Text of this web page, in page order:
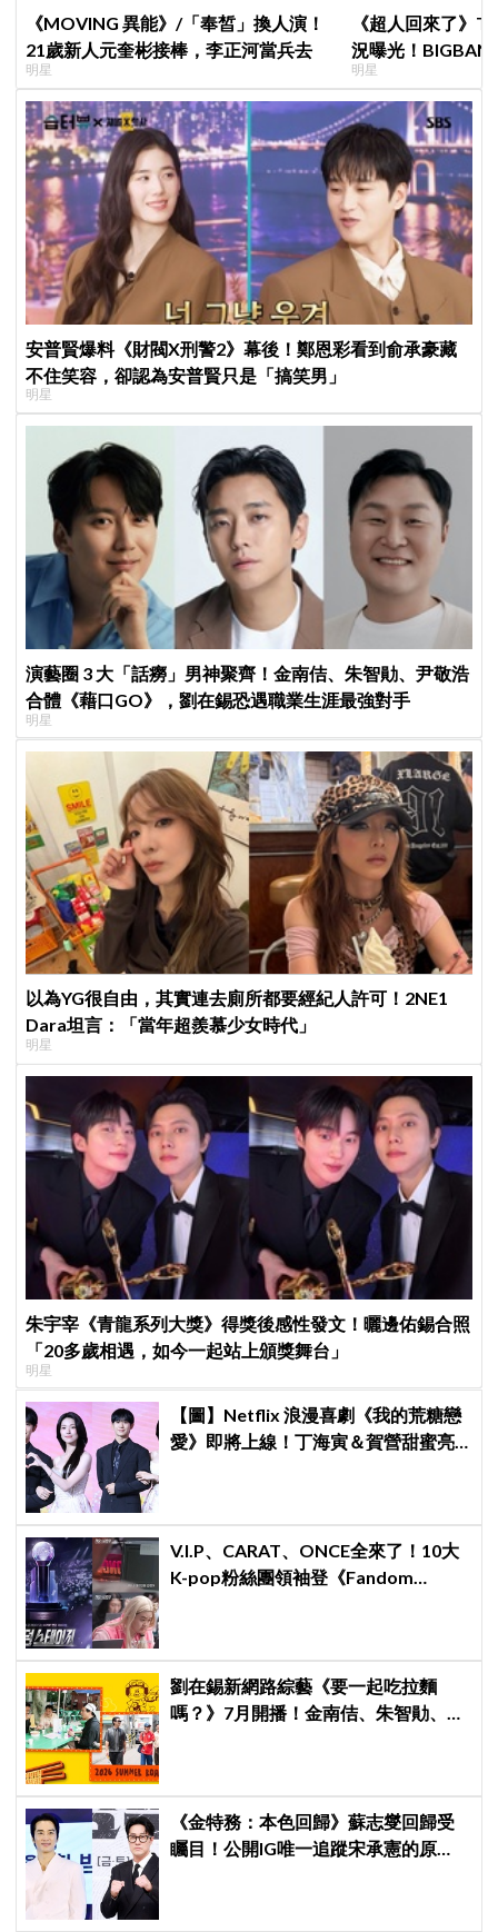
《MOVING 異能》/「奉皙」換人演！
21歲新人元奎彬接棒，李正河當兵去
明星
《超人回來了》
況曝光！
長高超多，嚇我一
明星
安普賢爆料《財閥X刑警2》幕後！鄭恩彩看到俞承豪藏
不住笑容，卻認為安普賢只是「搞笑男」
明星
演藝圈 3 大「話癆」男神聚齊！金南佶、朱智勛、尹敬浩
合體《藉口GO》，劉在錫恐遇職業生涯最強對手
明星
以為YG很自由，其實連去廁所都要經紀人許可！2NE1
Dara坦言：「當年超羨慕少女時代」
明星
朱宇宰《青龍系列大獎》得獎後感性發文！曬邊佑錫合照
「20多歲相遇，如今一起站上頒獎舞台」
明星
【圖】Netflix 浪漫喜劇《我的荒糖戀
愛》即將上線！丁海寅＆賀營甜蜜亮
V.I.P、CARAT、ONCE全來了！10大
K-pop粉絲團領袖登《Fandom
劉在錫新網路綜藝《要一起吃拉麵
嗎？》7月開播！金南佶、朱智勛、尹
《金特務：本色回歸》蘇志燮回歸受
矚目！公開IG唯一追蹤宋承憲的原